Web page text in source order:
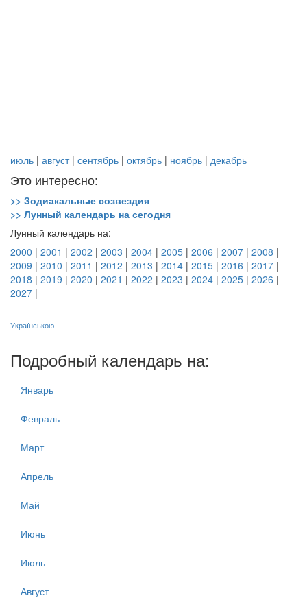
июль | август| сентябрь | октябрь | ноябрь | декабрь
Это интересно:
>> Зодиакальные созвездия
>> Лунный календарь на сегодня
Лунный календарь на:
2000 | 2001 | 2002 | 2003 | 2004 | 2005 | 2006 | 2007 | 2008 |
2009 | 2010 | 2011 | 2012 | 2013 | 2014 | 2015 | 2016 | 2017 |
2018 | 2019 | 2020 | 2021 | 2022 | 2023 | 2024 | 2025 | 2026 |
2027 |
Українською
Подробный календарь на:
Январь
Февраль
Март
Апрель
Май
Июнь
Июль
Август